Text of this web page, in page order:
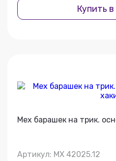
Купить в
Мех барашек на трик.
Артикул: МХ 42025.12